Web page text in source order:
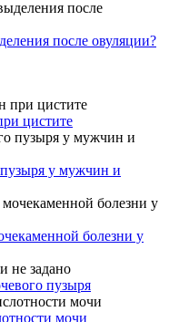
после овуляции?
цистите
пузыря у мужчин и
болезни у
пузыря
мочи